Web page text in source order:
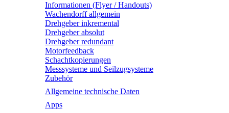
Informationen (Flyer / Handouts)
Wachendorff allgemein
Drehgeber inkremental
Drehgeber absolut
Drehgeber redundant
Motorfeedback
Schachtkopierungen
Messsysteme und Seilzugsysteme
Zubehör
Allgemeine technische Daten
Apps